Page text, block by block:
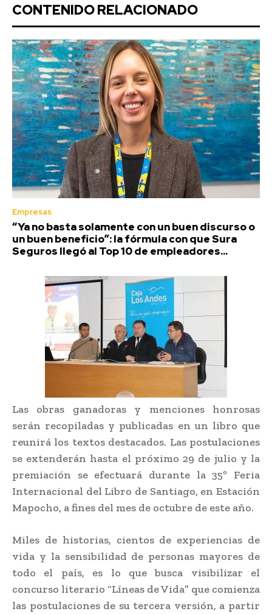
CONTENIDO RELACIONADO
Empresas
“Ya no basta solamente con un buen discurso o
un buen beneficio”: la fórmula con que Sura
Seguros llegó al Top 10 de empleadores...
Las obras ganadoras y menciones honrosas
serán recopiladas y publicadas en un libro que
reunirá los textos destacados. Las postulaciones
se extenderán hasta el próximo 29 de julio y la
premiación se efectuará durante la 35º Feria
Internacional del Libro de Santiago, en Estación
Mapocho, a fines del mes de octubre de este año.
Miles de historias, cientos de experiencias de
vida y la sensibilidad de personas mayores de
todo el país, es lo que busca visibilizar el
concurso literario “Líneas de Vida” que comienza
las postulaciones de su tercera versión, a partir